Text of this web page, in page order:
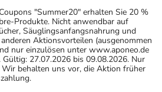
"Summer20" erhalten Sie 20 %
Produkte. Nicht anwendbar auf
Säuglingsanfangsnahrung und
Aktionsvorteilen (ausgenommen
nur einzulösen unter www.aponeo.de
27.07.2026 bis 09.08.2026. Nur
behalten uns vor, die Aktion früher